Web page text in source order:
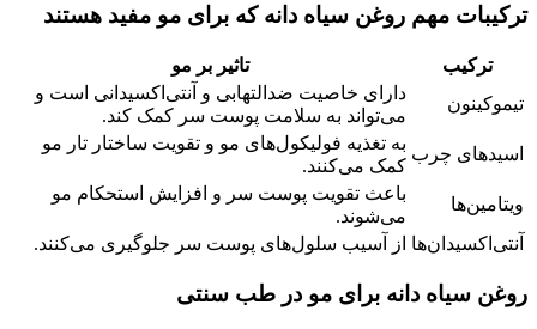
ترکیبات مهم روغن سیاه دانه که برای مو مفید هستند
ترکیب
تاثیر بر مو
تیموکینون
دارای خاصیت ضدالتهابی و آنتی‌اکسیدانی است و
می‌تواند به سلامت پوست سر کمک کند.
اسیدهای چرب
به تغذیه فولیکول‌های مو و تقویت ساختار تار مو
کمک می‌کنند.
ویتامین‌ها
باعث تقویت پوست سر و افزایش استحکام مو
می‌شوند.
آنتی‌اکسیدان‌ها از آسیب سلول‌های پوست سر جلوگیری می‌کنند.
روغن سیاه دانه برای مو در طب سنتی